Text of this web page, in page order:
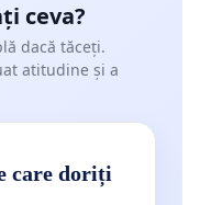
ceva?
dacă tăceți.
atitudine și a
care doriți